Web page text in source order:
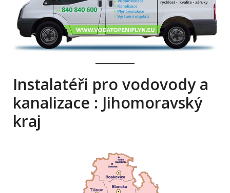
Instalatéři pro vodovody a
kanalizace : Jihomoravský
kraj